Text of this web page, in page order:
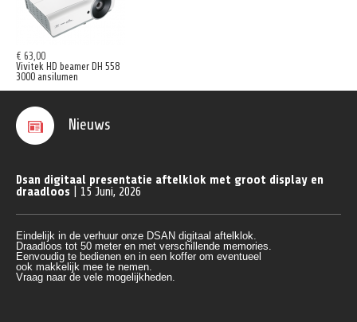
€ 63,00
Vivitek HD beamer DH 558
3000 ansilumen
Nieuws
Dsan digitaal presentatie aftelklok met groot display en
draadloos | 15 Juni, 2026
Eindelijk in de verhuur onze DSAN digitaal aftelklok.
Draadloos tot 50 meter en met verschillende memories.
Eenvoudig te bedienen en in een koffer om eventueel
ook makkelijk mee te nemen.
Vraag naar de vele mogelijkheden.